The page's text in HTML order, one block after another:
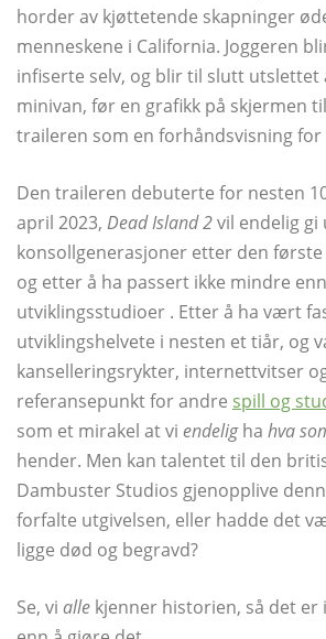
horder av kjøttetende skapninger
menneskene i California. Joggeren
infiserte selv, og blir til slutt utslettet
minivan, før en grafikk på skjermen
traileren som en forhåndsvisning for
Den traileren debuterte for nesten
april 2023, Dead Island 2vil endelig gi
konsollgenerasjoner etter den
og etter å ha passert ikke mindre
utviklingsstudioer . Etter å ha vært
utviklingshelvete i nesten et tiår, og
kanselleringsrykter, internettvitser
referansepunkt for andre spill og
som et mirakel at vi endeligha hva
hender. Men kan talentet til den
Dambuster Studios gjenopplive
forfalte utgivelsen, eller hadde det
ligge død og begravd?
Se, vi alle kjenner historien, så det er